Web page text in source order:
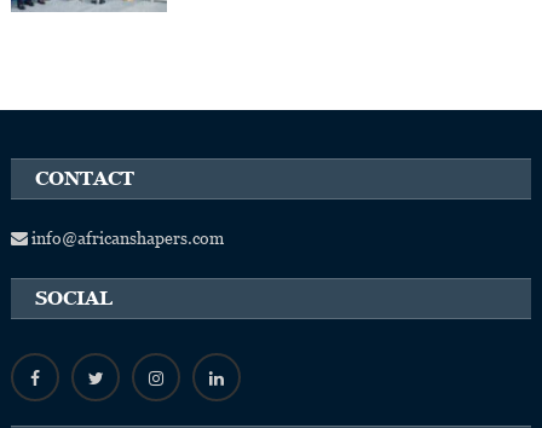
CONTACT
info@africanshapers.com
SOCIAL